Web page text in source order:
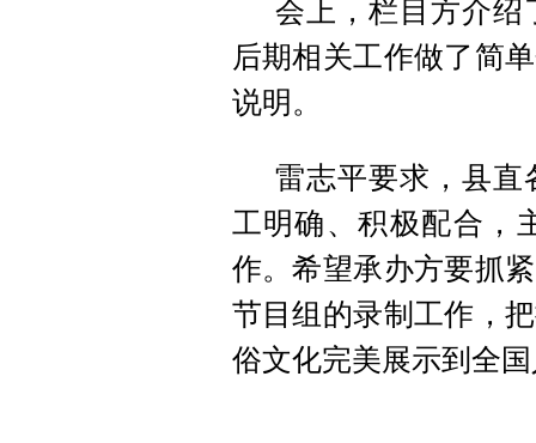
会上，栏目方介绍
后期相关工作做了简
说明。
雷志平要求，县直
工明确、积极配合，
作。希望承办方要抓
节目组的录制工作，
俗文化完美展示到全